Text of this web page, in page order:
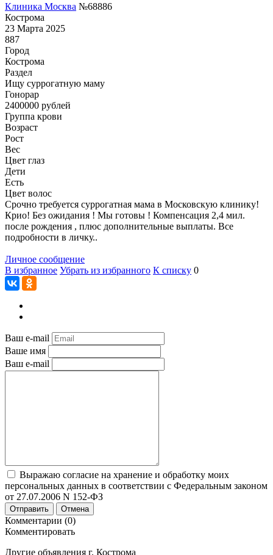
Клиника Москва №68886
Кострома
23 Марта 2025
887
Город
Кострома
Раздел
Ищу суррогатную маму
Гонoрар
2400000 рублей
Группа крови
Возраст
Рост
Вес
Цвет глаз
Дети
Есть
Цвет волос
Срочно требуется суррогатная мама в Московскую клинику!
Крио! Без ожидания ! Мы готовы ! Компенсация 2,4 мил.
после рождения , плюс дополнительные выплаты. Все
подробности в личку..
Личное сообщение
В избранное Убрать из избранного К списку 0
Ваш e-mail
Ваше имя
Ваш e-mail
Выражаю согласие на хранение и обработку моих
персональных данных в соответствии с Федеральным законом
от 27.07.2006 N 152-ФЗ
Отправить Отмена
Комментарии (0)
Комментировать
Другие объявления г. Кострома